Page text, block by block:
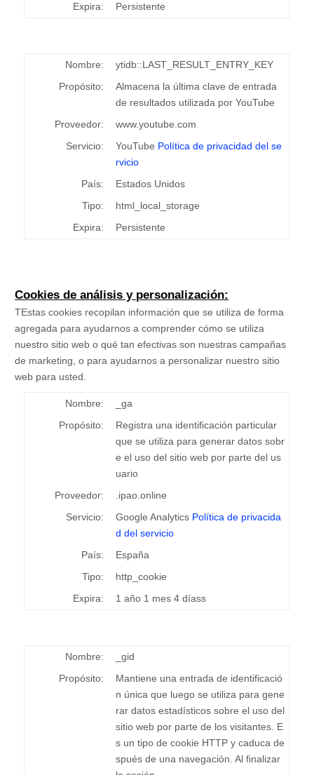
Expira:
Persistente
Nombre:
ytidb::LAST_RESULT_ENTRY_KEY
Propósito:
Almacena la última clave de entrada
de resultados utilizada por YouTube
Proveedor:
www.youtube.com
Servicio:
YouTube Política de privacidad del se
rvicio
País:
Estados Unidos
Tipo:
html_local_storage
Expira:
Persistente
Cookies de análisis y personalización:
TEstas cookies recopilan información que se utiliza de forma
agregada para ayudarnos a comprender cómo se utiliza
nuestro sitio web o qué tan efectivas son nuestras campañas
de marketing, o para ayudarnos a personalizar nuestro sitio
web para usted.
Nombre:
_ga
Propósito:
Registra una identificación particular
que se utiliza para generar datos sobr
e el uso del sitio web por parte del us
uario
Proveedor:
.ipao.online
Servicio:
Google Analytics Política de privacida
d del servicio
País:
España
Tipo:
http_cookie
Expira:
1 año 1 mes 4 díass
Nombre:
_gid
Propósito:
Mantiene una entrada de identificació
n única que luego se utiliza para gene
rar datos estadísticos sobre el uso del
sitio web por parte de los visitantes. E
s un tipo de cookie HTTP y caduca de
spués de una navegación. Al finalizar